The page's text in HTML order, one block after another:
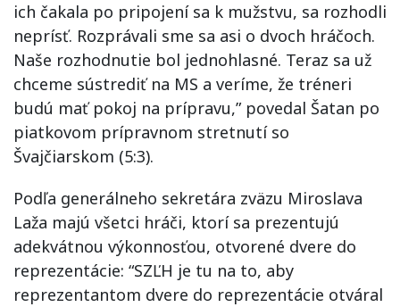
ich čakala po pripojení sa k mužstvu, sa rozhodli
neprísť. Rozprávali sme sa asi o dvoch hráčoch.
Naše rozhodnutie bol jednohlasné. Teraz sa už
chceme sústrediť na MS a veríme, že tréneri
budú mať pokoj na prípravu,” povedal Šatan po
piatkovom prípravnom stretnutí so
Švajčiarskom (5:3).
Podľa generálneho sekretára zväzu Miroslava
Laža majú všetci hráči, ktorí sa prezentujú
adekvátnou výkonnosťou, otvorené dvere do
reprezentácie: “SZĽH je tu na to, aby
reprezentantom dvere do reprezentácie otváral